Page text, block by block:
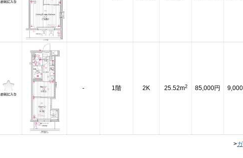
- 1階 2K 25.52m2 85,000円
>